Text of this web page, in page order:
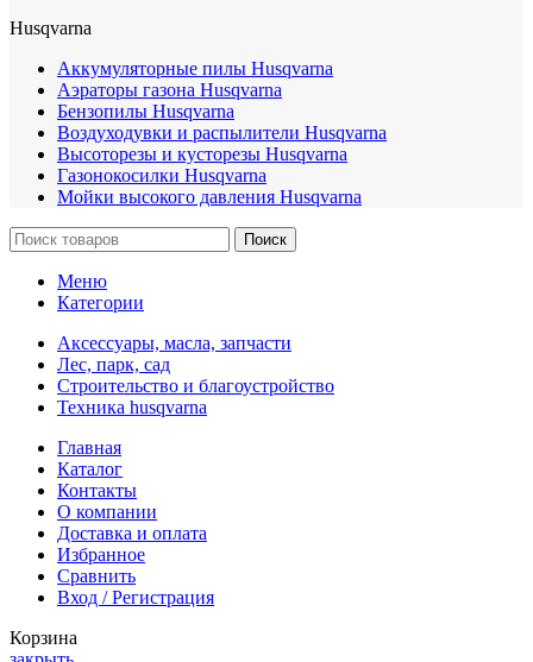
Husqvarna
Аккумуляторные пилы Husqvarna
Аэраторы газона Husqvarna
Бензопилы Husqvarna
Воздуходувки и распылители Husqvarna
Высоторезы и кусторезы Husqvarna
Газонокосилки Husqvarna
Мойки высокого давления Husqvarna
Поиск
Меню
Категории
Аксессуары, масла, запчасти
Лес, парк, сад
Строительство и благоустройство
Техника husqvarna
Главная
Каталог
Контакты
О компании
Доставка и оплата
Избранное
Сравнить
Вход / Регистрация
Корзина